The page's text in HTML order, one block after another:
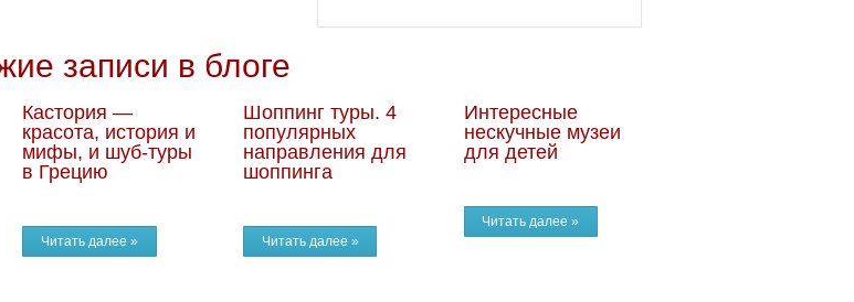
записи в блоге
Кастория —
красота, история и
мифы, и шуб-туры
в Грецию
Читать далее »
Шоппинг туры. 4
популярных
направления для
шоппинга
Читать далее »
Интересные
нескучные музеи
для детей
Читать далее »